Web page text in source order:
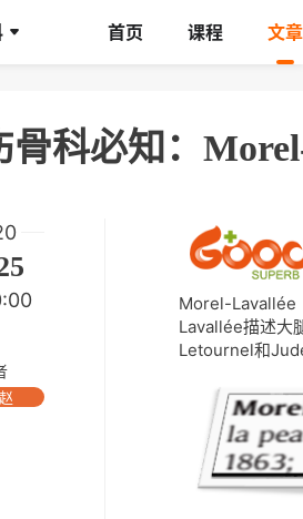
首页 课程 文章
骨科必知：
Morel-Lavallée
Lavallée描述大
Letournel和